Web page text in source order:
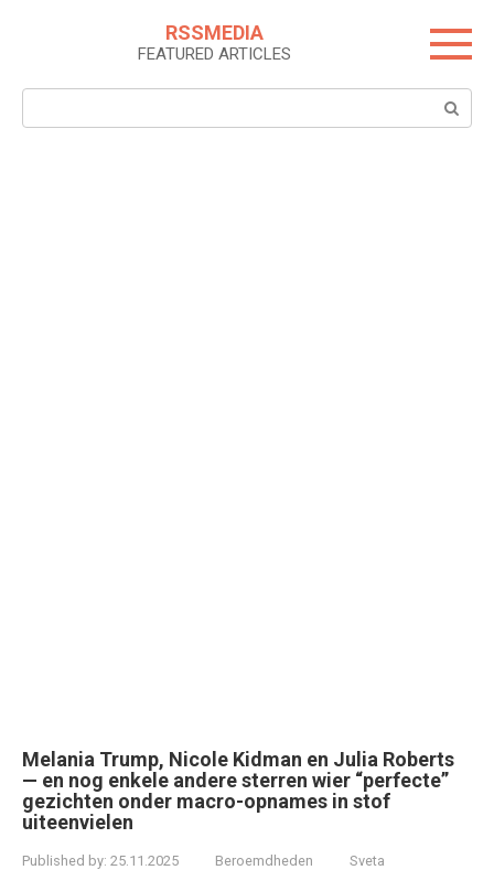
RSSMEDIA
FEATURED ARTICLES
Search:
Melania Trump, Nicole Kidman en Julia Roberts
— en nog enkele andere sterren wier “perfecte”
gezichten onder macro-opnames in stof
uiteenvielen
Published by: 25.11.2025 Beroemdheden Sveta